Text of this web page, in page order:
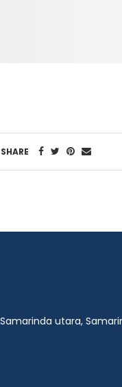
SHARE
utara,